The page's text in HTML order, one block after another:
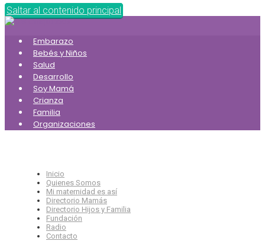
Saltar al contenido principal
Embarazo
Bebés y Niños
Salud
Desarrollo
Soy Mamá
Crianza
Familia
Organizaciones
Inicio
Quienes Somos
Mi maternidad es así
Directorio Mamás
Directorio Hijos y Familia
Fundación
Radio
Contacto